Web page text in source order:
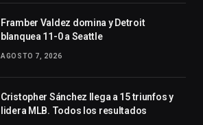
Framber Valdez domina y Detroit
blanquea 11-0 a Seattle
AGOSTO 7, 2026
Cristopher Sánchez llega a 15 triunfos y
lidera MLB. Todos los resultados